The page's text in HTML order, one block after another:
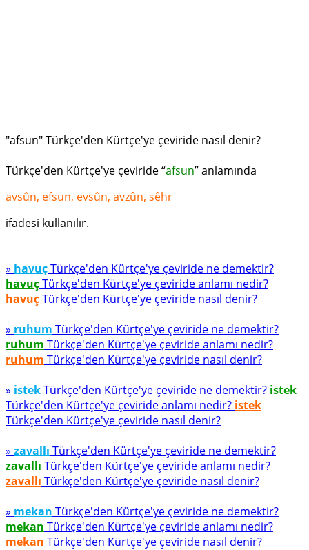
"afsun" Türkçe'den Kürtçe'ye çeviride nasıl denir?
Türkçe'den Kürtçe'ye çeviride “afsun” anlamında
avsûn, efsun, evsûn, avzûn, sêhr
ifadesi kullanılır.
» havuçTürkçe'den Kürtçe'ye çeviride ne demektir?
havuçTürkçe'den Kürtçe'ye çeviride anlamı nedir?
havuçTürkçe'den Kürtçe'ye çeviride nasıl denir?
» ruhum Türkçe'den Kürtçe'ye çeviride ne demektir?
ruhum Türkçe'den Kürtçe'ye çeviride anlamı nedir?
ruhum Türkçe'den Kürtçe'ye çeviride nasıl denir?
» istekTürkçe'den Kürtçe'ye çeviride ne demektir? istek
Türkçe'den Kürtçe'ye çeviride anlamı nedir? istek
Türkçe'den Kürtçe'ye çeviride nasıl denir?
» zavallı Türkçe'den Kürtçe'ye çeviride ne demektir?
zavallı Türkçe'den Kürtçe'ye çeviride anlamı nedir?
zavallı Türkçe'den Kürtçe'ye çeviride nasıl denir?
» mekan Türkçe'den Kürtçe'ye çeviride ne demektir?
mekan Türkçe'den Kürtçe'ye çeviride anlamı nedir?
mekan Türkçe'den Kürtçe'ye çeviride nasıl denir?